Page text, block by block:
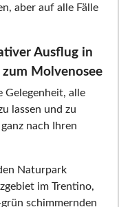
aber auf alle Fälle
Ausflug in
Molvenosee
Gelegenheit, alle
lassen und zu
nach Ihren
Naturpark
im Trentino,
schimmernden